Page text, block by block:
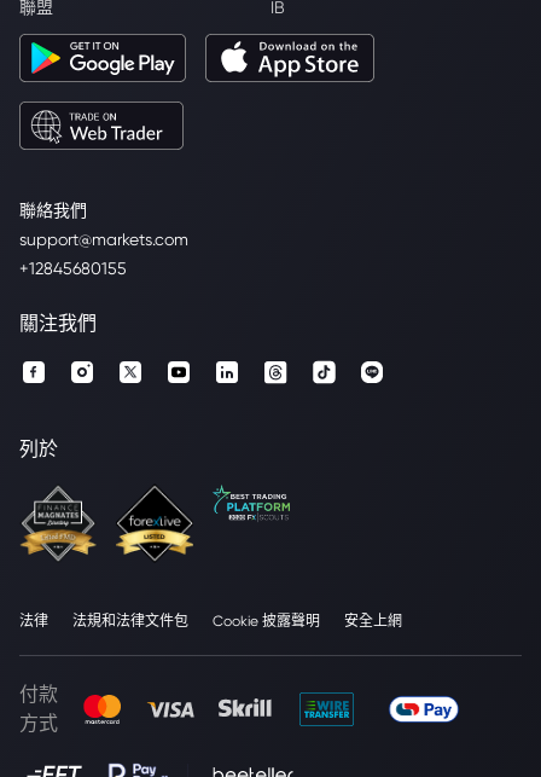
聯絡我們
support@markets.com
+12845680155
聯盟 IB
關注我們
列於
法律 法規和法律文件包 Cookie 披露聲明 安全上網
付款
方式